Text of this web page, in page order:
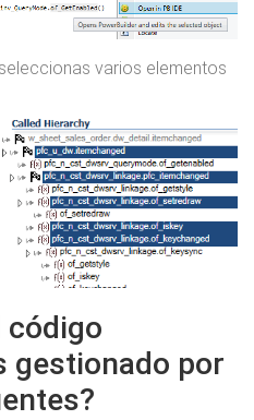
varios elementos
código
gestionado por